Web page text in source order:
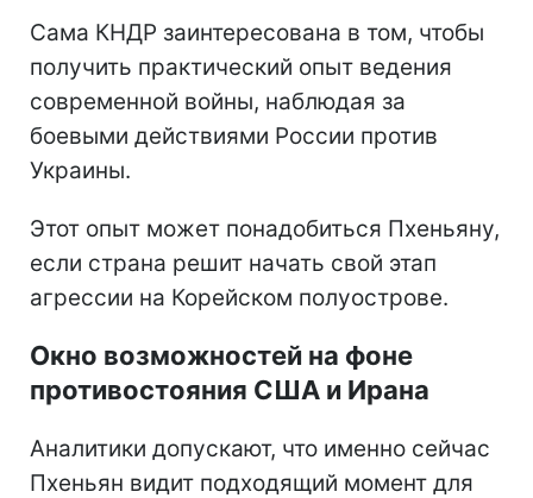
Сама КНДР заинтересована в том, чтобы
получить практический опыт ведения
современной войны, наблюдая за
боевыми действиями России против
Украины.
Этот опыт может понадобиться Пхеньяну,
если страна решит начать свой этап
агрессии на Корейском полуострове.
Окно возможностей на фоне
противостояния США и Ирана
Аналитики допускают, что именно сейчас
Пхеньян видит подходящий момент для